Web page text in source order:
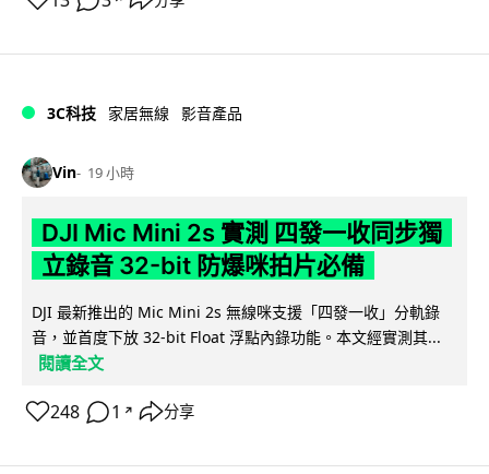
3C科技 家居無線 影音產品
Vin 19 小時
DJI Mic Mini 2s 實測 四發一收同步獨
立錄音 32-bit 防爆咪拍片必備
DJI 最新推出的 Mic Mini 2s 無線咪支援「四發一收」分軌錄
音，並首度下放 32-bit Float 浮點內錄功能。本文經實測其...
閱讀全文
248 1 ↗ 分享